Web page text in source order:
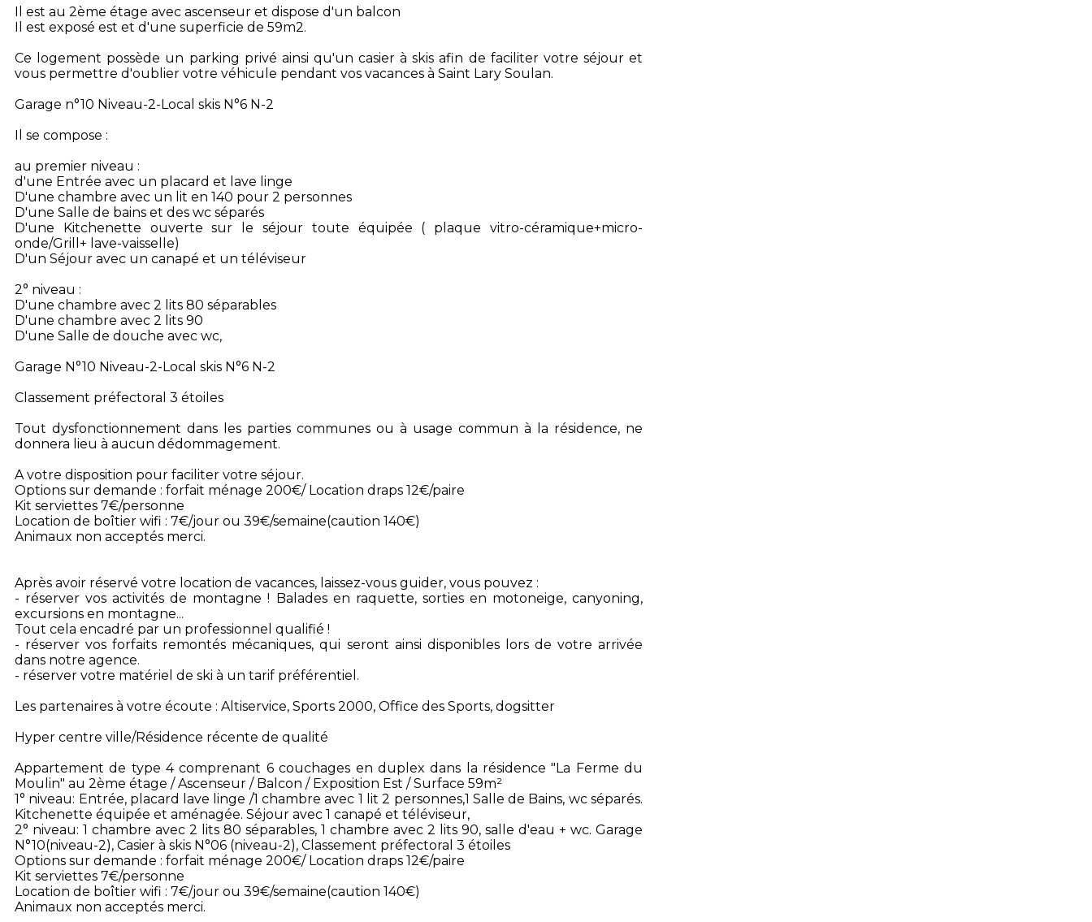
Il est au 2ème étage avec ascenseur et dispose d'un balcon
Il est exposé est et d'une superficie de 59m2.
Ce logement possède un parking privé ainsi qu'un casier à skis afin de faciliter votre séjour et
vous permettre d'oublier votre véhicule pendant vos vacances à Saint Lary Soulan.
Garage n°10 Niveau-2-Local skis N°6 N-2
Il se compose :
au premier niveau :
d'une Entrée avec un placard et lave linge
D'une chambre avec un lit en 140 pour 2 personnes
D'une Salle de bains et des wc séparés
D'une Kitchenette ouverte sur le séjour toute équipée ( plaque vitro-céramique+micro-
onde/Grill+ lave-vaisselle)
D'un Séjour avec un canapé et un téléviseur
2° niveau :
D'une chambre avec 2 lits 80 séparables
D'une chambre avec 2 lits 90
D'une Salle de douche avec wc,
Garage N°10 Niveau-2-Local skis N°6 N-2
Classement préfectoral 3 étoiles
Tout dysfonctionnement dans les parties communes ou à usage commun à la résidence, ne
donnera lieu à aucun dédommagement.
A votre disposition pour faciliter votre séjour.
Options sur demande : forfait ménage 200€/ Location draps 12€/paire
Kit serviettes 7€/personne
Location de boîtier wifi : 7€/jour ou 39€/semaine(caution 140€)
Animaux non acceptés merci.
Après avoir réservé votre location de vacances, laissez-vous guider, vous pouvez :
- réserver vos activités de montagne ! Balades en raquette, sorties en motoneige, canyoning,
excursions en montagne...
Tout cela encadré par un professionnel qualifié !
- réserver vos forfaits remontés mécaniques, qui seront ainsi disponibles lors de votre arrivée
dans notre agence.
- réserver votre matériel de ski à un tarif préférentiel.
Les partenaires à votre écoute : Altiservice, Sports 2000, Office des Sports, dogsitter
Hyper centre ville/Résidence récente de qualité
Appartement de type 4 comprenant 6 couchages en duplex dans la résidence "La Ferme du
Moulin" au 2ème étage / Ascenseur / Balcon / Exposition Est / Surface 59m²
1° niveau: Entrée, placard lave linge /1 chambre avec 1 lit 2 personnes,1 Salle de Bains, wc séparés.
Kitchenette équipée et aménagée. Séjour avec 1 canapé et téléviseur,
2° niveau: 1 chambre avec 2 lits 80 séparables, 1 chambre avec 2 lits 90, salle d'eau + wc. Garage
N°10(niveau-2), Casier à skis N°06 (niveau-2), Classement préfectoral 3 étoiles
Options sur demande : forfait ménage 200€/ Location draps 12€/paire
Kit serviettes 7€/personne
Location de boîtier wifi : 7€/jour ou 39€/semaine(caution 140€)
Animaux non acceptés merci.